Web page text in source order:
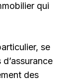
qui
se
des